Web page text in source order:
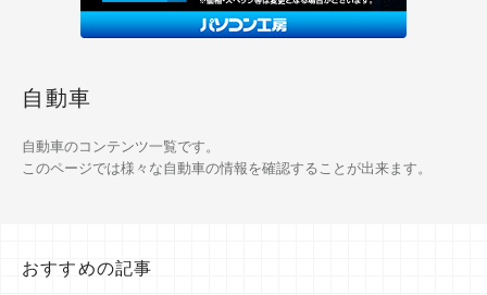
自動車
自動車のコンテンツ一覧です。
このページでは様々な自動車の情報を確認することが出来ます。
おすすめの記事